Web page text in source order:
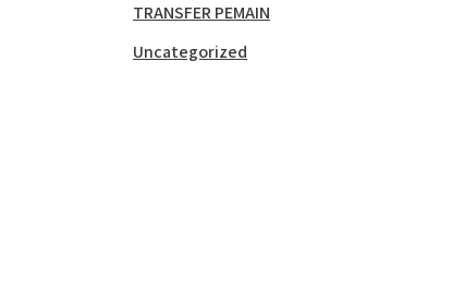
TRANSFER PEMAIN
Uncategorized